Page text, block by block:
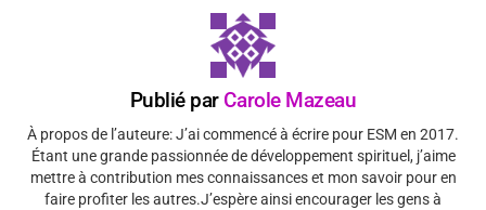
Publié par Carole Mazeau
À propos de l’auteure: J’ai commencé à écrire pour ESM en 2017.
Étant une grande passionnée de développement spirituel, j’aime
mettre à contribution mes connaissances et mon savoir pour en
faire profiter les autres.J’espère ainsi encourager les gens à